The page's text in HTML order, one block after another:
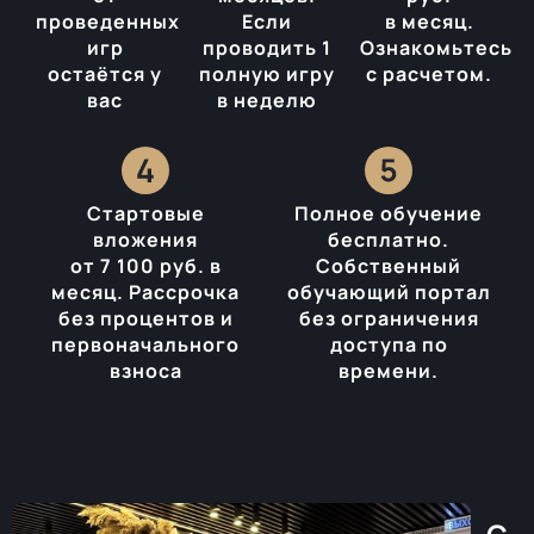
проведенных
игр
остаётся у
вас
Если
проводить 1
полную игру
в неделю
в месяц.
Ознакомьтесь
с расчетом.
Стартовые
вложения
от 7 100 руб. в
месяц. Рассрочка
без процентов и
первоначального
взноса
Полное обучение
бесплатно.
Собственный
обучающий портал
без ограничения
доступа по
времени.